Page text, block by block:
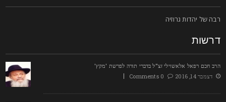
של יהדות גרוזיה
חכם רפאל אלאשוילי זצ"ל בדברי תורה לפרשת 'מקץ'
דצמבר 14, 2016
0 Comments